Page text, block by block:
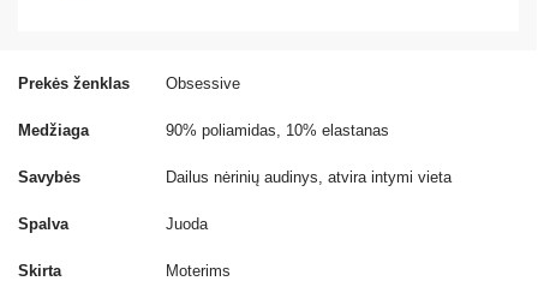
Prekės ženklas Obsessive
Medžiaga 90% poliamidas, 10% elastanas
Savybės Dailus nėrinių audinys, atvira intymi vieta
Spalva Juoda
Skirta Moterims